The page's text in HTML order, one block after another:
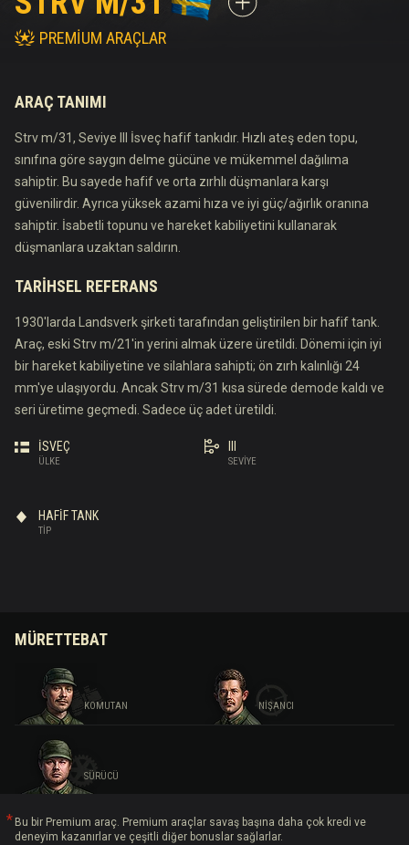
PREMIUM ARAÇLAR
ARAÇ TANIMI
Strv m/31, Seviye III İsveç hafif tankıdır. Hızlı ateş eden topu,
sınıfına göre saygın delme gücüne ve mükemmel dağılıma
sahiptir. Bu sayede hafif ve orta zırhlı düşmanlara karşı
güvenilirdir. Ayrıca yüksek azami hıza ve iyi güç/ağırlık oranına
sahiptir. İsabetli topunu ve hareket kabiliyetini kullanarak
düşmanlara uzaktan saldırın.
TARIHSEL REFERANS
1930'larda Landsverk şirketi tarafından geliştirilen bir hafif tank.
Araç, eski Strv m/21'in yerini almak üzere üretildi. Dönemi için iyi
bir hareket kabiliyetine ve silahlara sahipti; ön zırh kalınlığı 24
mm'ye ulaşıyordu. Ancak Strv m/31 kısa sürede demode kaldı ve
seri üretime geçmedi. Sadece üç adet üretildi.
ÜLKE
İSVEÇ
SEVIYE
TIP
HAFIF TANK
MÜRETTEBAT
KOMUTAN NIŞANCI
SÜRÜCÜ
Bu bir Premium araç. Premium araçlar savaş başına daha çok kredi ve
deneyim kazanırlar ve çeşitli diğer bonuslar sağlarlar.